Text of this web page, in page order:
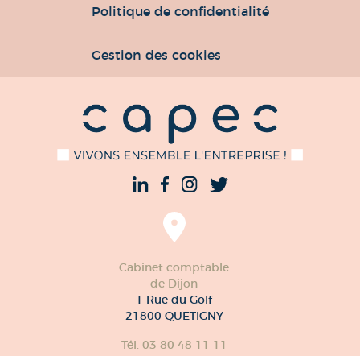
Politique de confidentialité
Gestion des cookies
Cabinet comptable
de Dijon
1 Rue du Golf
21800 QUETIGNY
Tél. 03 80 48 11 11